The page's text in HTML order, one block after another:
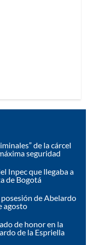
de la cárcel
seguridad
Inpec que llegaba a
de Bogotá
de Abelardo
agosto
de honor en la
de la Espriella